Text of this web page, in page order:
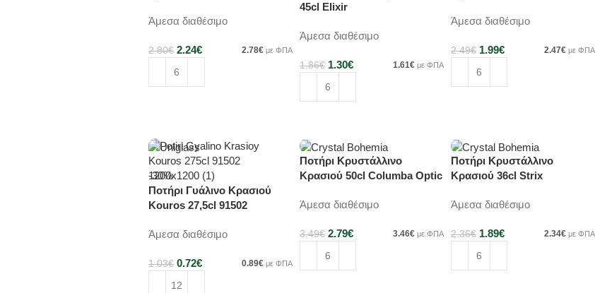
Άμεσα διαθέσιμο
2.80€ 2.24€ 2.78€ με ΦΠΑ
45cl Elixir
Άμεσα διαθέσιμο
1.86€ 1.30€ 1.61€ με ΦΠΑ
Άμεσα διαθέσιμο
2.49€ 1.99€ 2.47€ με ΦΠΑ
-30%
Ποτήρι Γυάλινο Κρασιού
Kouros 27,5cl 91502
Άμεσα διαθέσιμο
1.03€ 0.72€ 0.89€ με ΦΠΑ
-20%
Ποτήρι Κρυστάλλινο
Κρασιού 50cl Columba Optic
Άμεσα διαθέσιμο
3.49€ 2.79€ 3.46€ με ΦΠΑ
-20%
Ποτήρι Κρυστάλλινο
Κρασιού 36cl Strix
Άμεσα διαθέσιμο
2.36€ 1.89€ 2.34€ με ΦΠΑ